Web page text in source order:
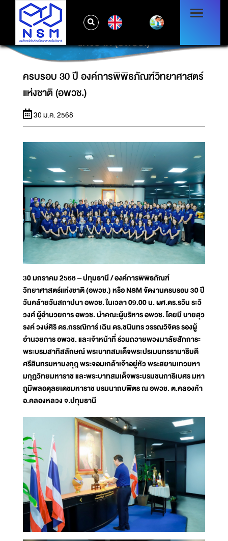
ครบรอบ 30 ปี องค์การพิพิธภัณฑ์วิทยาศาสตร์
แห่งชาติ (อพวช.)
ครบรอบ 30 ปี องค์การพิพิธภัณฑ์วิทยาศาสตร์
แห่งชาติ (อพวช.)
30 ม.ค. 2568
30 มกราคม 2568 – ปทุมธานี / องค์การพิพิธภัณฑ์
วิทยาศาสตร์แห่งชาติ (อพวช.) หรือ NSM จัดงานครบรอบ 30 ปี
วันคล้ายวันสถาปนา อพวช. ในเวลา 09.00 น. ผศ.ดร.รวิน ระวิ
วงศ์ ผู้อำนวยการ อพวช. นำคณะผู้บริหาร อพวช. โดยมี นายสุว
รงค์ วงษ์ศิริ ดร.กรรณิการ์ เฉิน ดร.ชนินทร วรรณวิจิตร รองผู้
อำนวยการ อพวช. และเจ้าหน้าที่ ร่วมถวายพวงมาลัยสักการะ
พระบรมสาทิสลักษณ์ พระบาทสมเด็จพระปรเมนทรรามาธิบดี
ศรีสินทรมหามงกุฎ พระจอมเกล้าเจ้าอยู่หัว พระสยามเทวมหา
มกุฎวิทยมหาราช และพระบาทสมเด็จพระบรมชนกาธิเบศร มหา
ภูมิพลอดุลยเดชมหาราช บรมนาถบพิตร ณ อพวช. ต.คลองห้า
อ.คลองหลวง จ.ปทุมธานี